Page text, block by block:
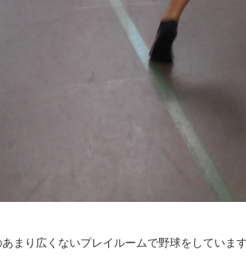
まり広くないプレイルームで野球をしていま